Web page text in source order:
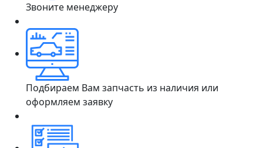
Звоните менеджеру
Подбираем Вам запчасть из наличия или
оформляем заявку